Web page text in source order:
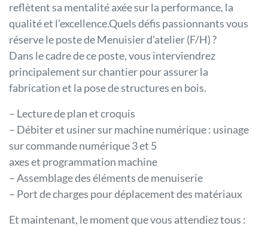
reflètent sa mentalité axée sur la performance, la
qualité et l’excellence.Quels défis passionnants vous
réserve le poste de Menuisier d’atelier (F/H) ?
Dans le cadre de ce poste, vous interviendrez
principalement sur chantier pour assurer la
fabrication et la pose de structures en bois.
– Lecture de plan et croquis
– Débiter et usiner sur machine numérique : usinage
sur commande numérique 3 et 5
axes et programmation machine
– Assemblage des éléments de menuiserie
– Port de charges pour déplacement des matériaux
Et maintenant, le moment que vous attendiez tous :